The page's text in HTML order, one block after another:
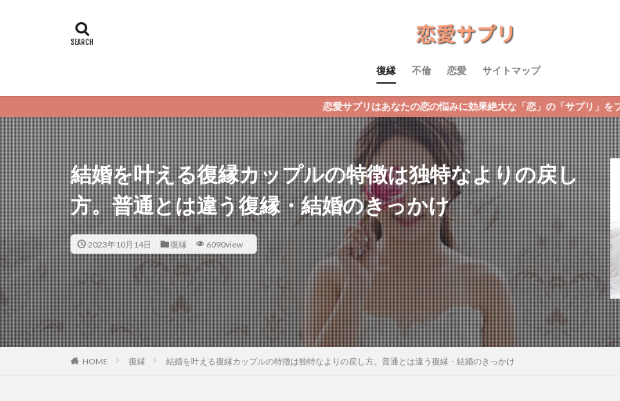
復縁 不倫 恋愛 サイトマップ
恋愛サプリはあなたの恋の悩みに効果絶大な「恋」の「サプリ」をプレゼント！恋
結婚を叶える復縁カップルの特徴は独特なよりの戻し
方。普通とは違う復縁・結婚のきっかけ
2023年10月14日 復縁 6090view
HOME 復縁 結婚を叶える復縁カップルの特徴は独特なよりの戻し方。普通とは違う復縁・結婚のきっかけ